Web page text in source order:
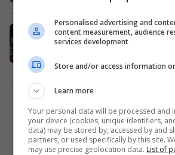
“E harruat
AAK-së me
Kosovë 12/10/2023
2
Personalised advertising and
content measurement, audience
services development
Store and/or access information
Learn more
Your personal data will be processed and
your device (cookies, unique identifiers,
data) may be stored by, accessed by and
partners, or used specifically by this site.
may use precise geolocation data. List of